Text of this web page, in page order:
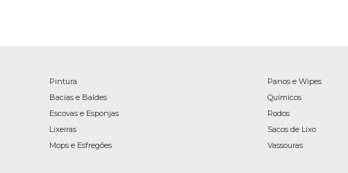
Pintura
Bacias e Baldes
Escovas e Esponjas
Lixeiras
Mops e Esfregões
Panos e Wipes
Químicos
Rodos
Sacos de Lixo
Vassouras